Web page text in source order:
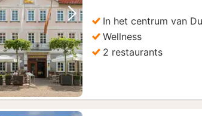
Volgende foto
In het centrum van
Wellness
2 restaurants